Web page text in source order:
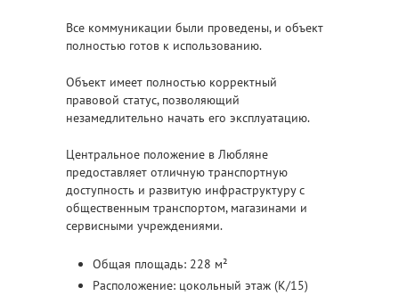
Все коммуникации были проведены, и объект
полностью готов к использованию.
Объект имеет полностью корректный
правовой статус, позволяющий
незамедлительно начать его эксплуатацию.
Центральное положение в Любляне
предоставляет отличную транспортную
доступность и развитую инфраструктуру с
общественным транспортом, магазинами и
сервисными учреждениями.
Общая площадь: 228 м²
Расположение: цокольный этаж (К/15)